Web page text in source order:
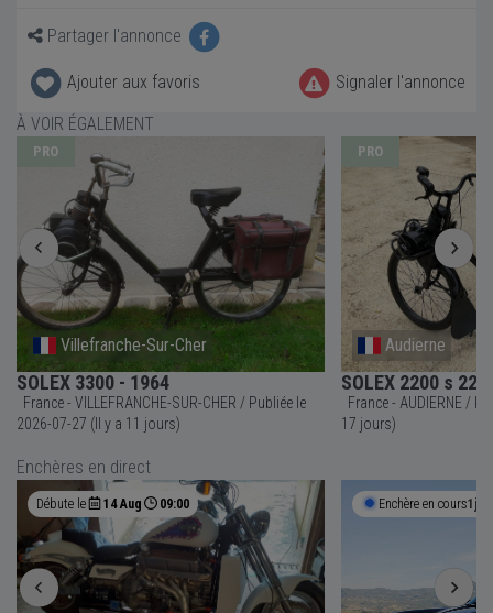
Partager l'annonce
Ajouter aux favoris
Signaler l'annonce
À VOIR ÉGALEMENT
PRO
Villefranche-Sur-Cher
SOLEX 3300 - 1964
France - VILLEFRANCHE-SUR-CHER / Publiée le
2026-07-27 (Il y a 11 jours)
PRO
Audierne
SOLEX 2200 s
France - AUDIERNE / Publiée le 2026-07-21 (Il y a
17 jours)
Enchères en direct
Débute le 14 Aug 09:00 Enchère en cours1j